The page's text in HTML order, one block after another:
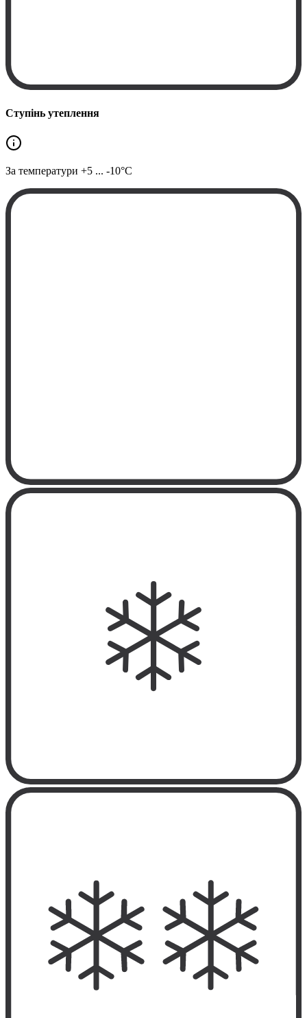
Ступінь утеплення
За температури +5 ... -10°C